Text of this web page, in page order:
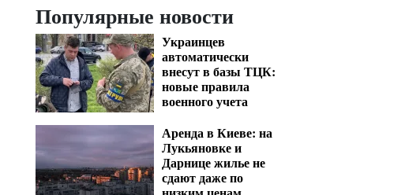
Популярные новости
Украинцев
автоматически
внесут в базы ТЦК:
новые правила
военного учета
Аренда в Киеве: на
Лукьяновке и
Дарнице жилье не
сдают даже по